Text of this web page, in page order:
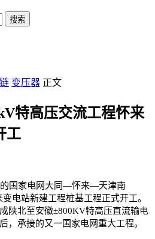
搜索
变压器 正文
特高压交流工程怀来
工
的国家电网大同—怀来—天津南
电站新建工程桩基工程正式开工。
陕北至安徽±800KV特高压直流输电
，承接的又一国家电网重大工程。